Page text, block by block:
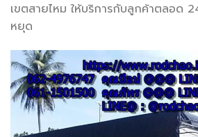
เขตสายไหม ให้บริการกับลูกค้าตลอด
หยุด